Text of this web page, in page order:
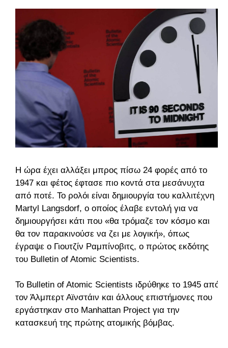
Η ώρα έχει αλλάξει μπρος πίσω 24 φορές από το
1947 και φέτος έφτασε πιο κοντά στα μεσάνυχτα
από ποτέ. Το ρολόι είναι δημιουργία του καλλιτέχνη
Martyl Langsdorf, ο οποίος έλαβε εντολή για να
δημιουργήσει κάτι που «θα τρόμαζε τον κόσμο και
θα τον παρακινούσε να ζει με λογική», όπως
έγραψε ο Γιουτζίν Ραμπίνοβιτς, ο πρώτος εκδότης
του Bulletin of Atomic Scientists.
Το Bulletin of Atomic Scientists ιδρύθηκε το 1945 από
τον Άλμπερτ Αϊνστάιν και άλλους επιστήμονες που
εργάστηκαν στο Manhattan Project για την
κατασκευή της πρώτης ατομικής βόμβας.